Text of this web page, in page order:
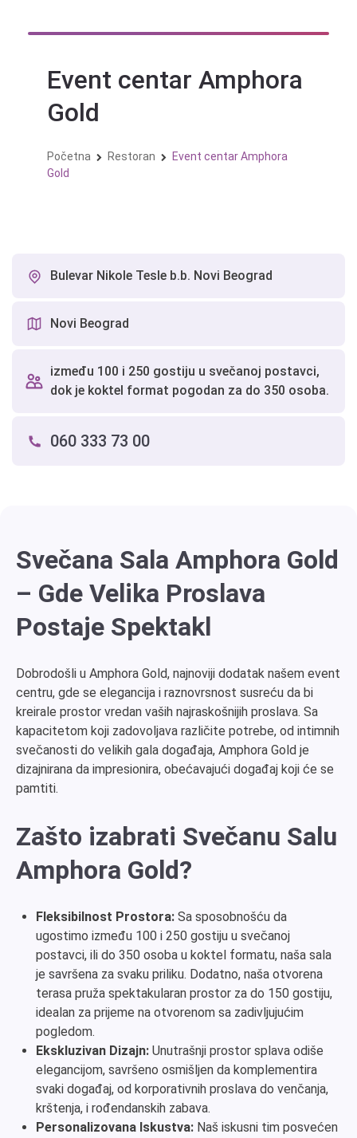
Event centar Amphora
Gold
Početna Restoran
Event centar Amphora
Gold
Bulevar Nikole Tesle b.b. Novi Beograd
Novi Beograd
između 100 i 250 gostiju u svečanoj postavci,
dok je koktel format pogodan za do 350 osoba.
060 333 73 00
Svečana Sala Amphora Gold
– Gde Velika Proslava
Postaje Spektakl
Dobrodošli u Amphora Gold, najnoviji dodatak našem event
centru, gde se elegancija i raznovrsnost susreću da bi
kreirale prostor vredan vaših najraskošnijih proslava. Sa
kapacitetom koji zadovoljava različite potrebe, od intimnih
svečanosti do velikih gala događaja, Amphora Gold je
dizajnirana da impresionira, obećavajući događaj koji će se
pamtiti.
Zašto izabrati Svečanu Salu
Amphora Gold?
Fleksibilnost Prostora: Sa sposobnošću da
ugostimo između 100 i 250 gostiju u svečanoj
postavci, ili do 350 osoba u koktel formatu, naša sala
je savršena za svaku priliku. Dodatno, naša otvorena
terasa pruža spektakularan prostor za do 150 gostiju,
idealan za prijeme na otvorenom sa zadivljujućim
pogledom.
Ekskluzivan Dizajn: Unutrašnji prostor splava odiše
elegancijom, savršeno osmišljen da komplementira
svaki događaj, od korporativnih proslava do venčanja,
krštenja, i rođendanskih zabava.
Personalizovana Iskustva: Naš iskusni tim posvećen